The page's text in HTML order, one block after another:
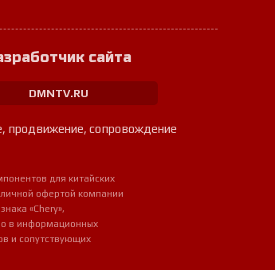
сайта
DMNTV.RU
продвижение, сопровождение
для китайских
офертой компании
«Chery»,
в информационных
и сопутствующих